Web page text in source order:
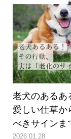
老犬のあるあ
愛しい仕草か
べきサインま
2026.01.28